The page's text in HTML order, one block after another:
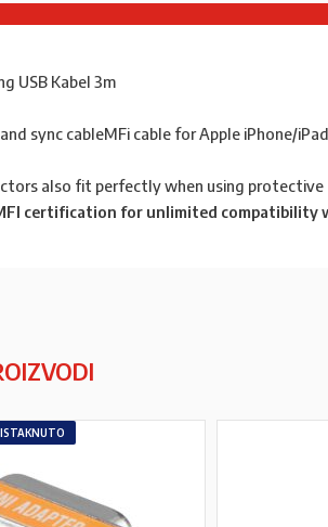
USB Kabel 3m
sync cableMFi cable for Apple iPhone/
also fit perfectly when using protective
certification for unlimited compatibility
ISTAKNUTO